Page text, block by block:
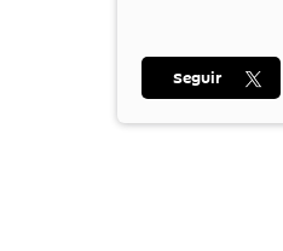
Seguir